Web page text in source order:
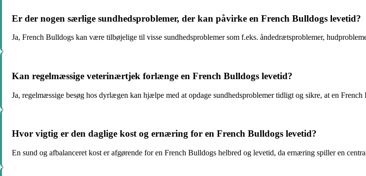
Er der nogen særlige sundhedsproblemer, der kan påvirke en French Bulldogs levetid?
Ja, French Bulldogs kan være tilbøjelige til visse sundhedsproblemer som f.eks. åndedrætsproblemer,
Kan regelmæssige veterinærtjek forlænge en French Bulldogs levetid?
Ja, regelmæssige besøg hos dyrlægen kan hjælpe med at opdage sundhedsproblemer tidligt og sikre, at en
Hvor vigtig er den daglige kost og ernæring for en French Bulldogs levetid?
En sund og afbalanceret kost er afgørende for en French Bulldogs helbred og levetid, da ernæring spiller en